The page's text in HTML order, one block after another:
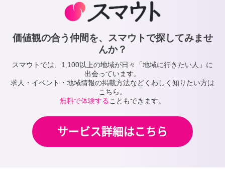
価値観の合う仲間を、スマウトで探してみませ
んか？
スマウトでは、1,100以上の地域が日々「地域に行きたい人」に
出会っています。
求人・イベント・地域情報の掲載方法などくわしく知りたい方は
こちら。
無料で体験する こともできます。